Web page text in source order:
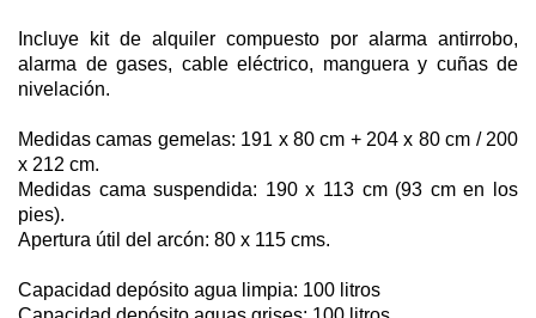
Incluye kit de alquiler compuesto por alarma antirrobo,
alarma de gases, cable eléctrico, manguera y cuñas de
nivelación.
Medidas camas gemelas: 191 x 80 cm + 204 x 80 cm / 200
x 212 cm.
Medidas cama suspendida: 190 x 113 cm (93 cm en los
pies).
Apertura útil del arcón: 80 x 115 cms.
Capacidad depósito agua limpia: 100 litros